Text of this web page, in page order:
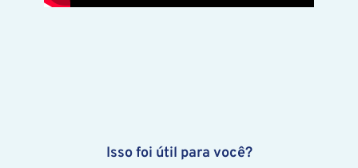
Isso foi útil para você?